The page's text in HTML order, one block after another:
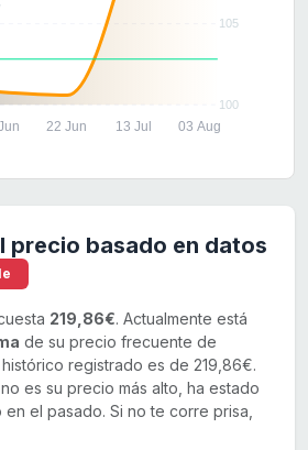
105
100
22 Jun 13 Jul 03 Aug
precio basado en datos
219,86€. Actualmente está
de su precio frecuente de
histórico registrado es de 219,86€.
es su precio más alto, ha estado
el pasado. Si no te corre prisa,